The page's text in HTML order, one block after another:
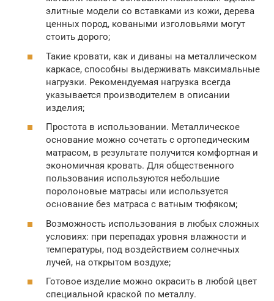
элитные модели со вставками из кожи, дерева
ценных пород, коваными изголовьями могут
стоить дорого;
Такие кровати, как и диваны на металлическом
каркасе, способны выдерживать максимальные
нагрузки. Рекомендуемая нагрузка всегда
указывается производителем в описании
изделия;
Простота в использовании. Металлическое
основание можно сочетать с ортопедическим
матрасом, в результате получится комфортная и
экономичная кровать. Для общественного
пользования используются небольшие
поролоновые матрасы или используется
основание без матраса с ватным тюфяком;
Возможность использования в любых сложных
условиях: при перепадах уровня влажности и
температуры, под воздействием солнечных
лучей, на открытом воздухе;
Готовое изделие можно окрасить в любой цвет
специальной краской по металлу.